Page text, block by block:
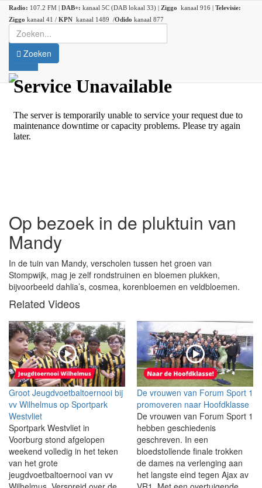
Radio: 107.2 FM | DAB+: kanaal 5C (DAB lokaal 33) | Ziggo kanaal 916 | Televisie:
Ziggo kanaal 41 / KPN kanaal 1489 /Odido kanaal 877
Zoeken
Op bezoek in de pluktuin van
Mandy
In de tuin van Mandy, verscholen tussen het groen van
Stompwijk, mag je zelf rondstruinen en bloemen plukken,
bijvoorbeeld dahlia’s, cosmea, korenbloemen en veldbloemen.
Related Videos
Groot Jeugdvoetbaltoernooi bij
vv Wilhelmus op Sportpark
Westvliet
Sportpark Westvliet in
Voorburg stond afgelopen
weekend volledig in het teken
van het grote
jeugdvoetbaltoernooi van vv
De vrouwen van Forum Sport 1
promoveren naar Hoofdklasse
De vrouwen van Forum Sport 1
hebben geschiedenis
geschreven. In een
bloedstollende finale trokken
de dames na verlenging aan
het langste eind tegen Ajax av